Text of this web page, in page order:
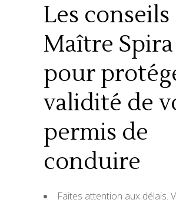
Les conseils
Maître Spira
pour
validité de
permis de
conduire
Faites attention aux délais.